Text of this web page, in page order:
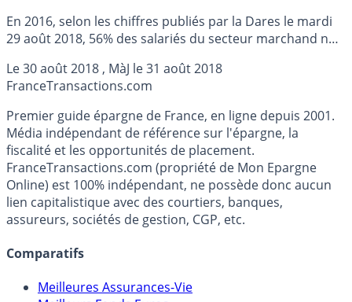
En 2016, selon les chiffres publiés par la Dares le mardi
29 août 2018, 56% des salariés du secteur marchand non
moins un dispositif de participation, d’intéressement ou
d’épargne salariale. Sur ce total, seulement 7,5 millions
de salariés ont bénéficié en 2016 ainsi d’un complément
de rémunération (prime de participation ou
d’intéressement, ou abondement de l’employeur sur un
plan d’épargne entreprise ou un plan d’épargne retraite
collectif). Le plan d’épargne entreprise (PEE), qui couvre
46,3 % de ces salariés, demeure le plus répandu des
dispositifs car il sert de support principal de versement
des primes de participation et d’intéressement.
Le30 août 2018 , MàJ le31 août 2018
FranceTransactions.com
Premier guide épargne de France, en ligne depuis 2001.
Média indépendant de référence sur l'épargne, la
fiscalité et les opportunités de placement.
FranceTransactions.com (propriété de Mon Epargne
Online) est 100% indépendant, ne possède donc aucun
lien capitalistique avec des courtiers, banques,
assureurs, sociétés de gestion, CGP, etc.
Comparatifs
Meilleures Assurances-Vie